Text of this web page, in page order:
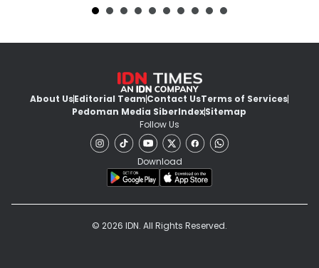
About UsEditorial TeamContact UsTerms of Services
Pedoman Media SiberIndexSitemap
Follow Us
Download
© 2026 IDN. All Rights Reserved.